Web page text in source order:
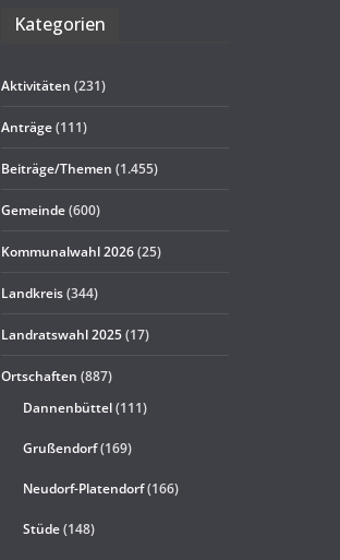
Kate­go­rien
Aktivitäten (231)
Anträge(111)
Beiträge/Themen (1.455)
Gemeinde(600)
Kommunalwahl 2026(25)
Landkreis(344)
Landratswahl 2025(17)
Ortschaften (887)
Dannenbüttel(111)
Grußendorf(169)
Neudorf-Platendorf(166)
Stüde(148)